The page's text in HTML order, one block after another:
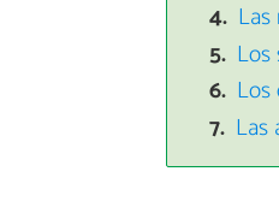
Las
Los
Los
Las